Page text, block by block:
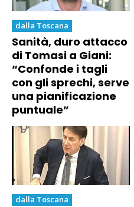
dalla Toscana
Sanità, duro attacco
di Tomasi a Giani:
“Confonde i tagli
con gli sprechi, serve
una pianificazione
puntuale”
dalla Toscana